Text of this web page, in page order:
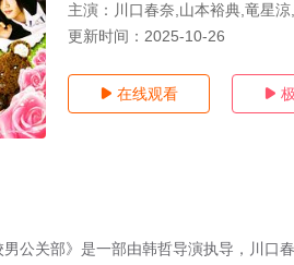
主演： 川口春奈,山本裕典,竜星
更新时间： 2025-10-26
 在线观看 
公关部》是一部由韩哲导演执导，川口